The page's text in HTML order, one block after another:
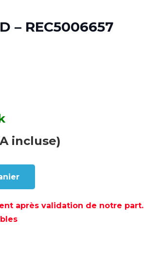
– REC5006657
incluse)
après validation de notre part.